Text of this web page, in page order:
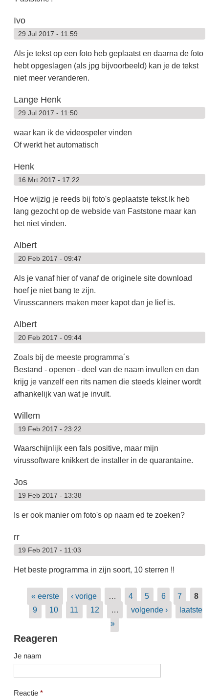
Ivo
29 Jul 2017 - 11:59
Als je tekst op een foto heb geplaatst en daarna de foto
hebt opgeslagen (als jpg bijvoorbeeld) kan je de tekst
niet meer veranderen.
Lange Henk
29 Jul 2017 - 11:50
waar kan ik de videospeler vinden
Of werkt het automatisch
Henk
16 Mrt 2017 - 17:22
Hoe wijzig je reeds bij foto's geplaatste tekst.Ik heb
lang gezocht op de webside van Faststone maar kan
het niet vinden.
Albert
20 Feb 2017 - 09:47
Als je vanaf hier of vanaf de originele site download
hoef je niet bang te zijn.
Virusscanners maken meer kapot dan je lief is.
Albert
20 Feb 2017 - 09:44
Zoals bij de meeste programma´s
Bestand - openen - deel van de naam invullen en dan
krijg je vanzelf een rits namen die steeds kleiner wordt
afhankelijk van wat je invult.
Willem
19 Feb 2017 - 23:22
Waarschijnlijk een fals positive, maar mijn
virussoftware knikkert de installer in de quarantaine.
Jos
19 Feb 2017 - 13:38
Is er ook manier om foto's op naam ed te zoeken?
rr
19 Feb 2017 - 11:03
Het beste programma in zijn soort, 10 sterren !!
Pagina's
« eerste ‹ vorige … 4 5 6 7
8
9
10 11 12 … volgende ›
laatste
»
Reageren
Je naam
Reactie *